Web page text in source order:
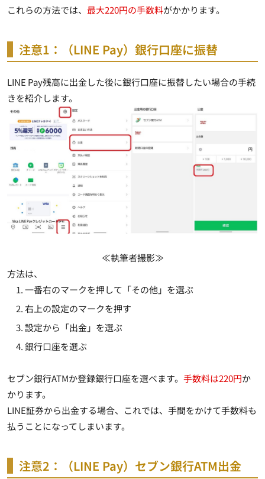
これらの方法では、 最大220円の手数料がかかります。
注意1：（LINE Pay）銀行口座に振替
LINE Pay残高に出金した後に銀行口座に振替したい場合の手続
きを紹介します。
≪執筆者撮影≫
方法は、
一番右のマークを押して「その他」を選ぶ
右上の設定のマークを押す
設定から「出金」を選ぶ
銀行口座を選ぶ
セブン銀行ATMか登録銀行口座を選べます。 手数料は220円か
かります。
LINE証券から出金する場合、これでは、手間をかけて手数料も
払うことになってしまいます。
注意2：（LINE Pay）セブン銀行ATM出金